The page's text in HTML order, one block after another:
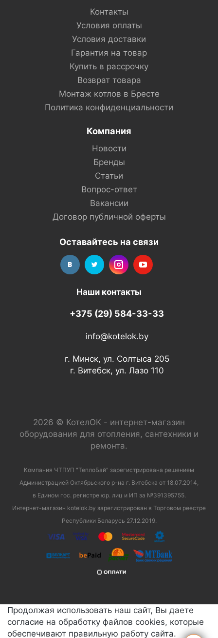
Контакты
Условия оплаты
Условия доставки
Гарантия на товар
Купить в рассрочку
Возврат товара
Монтаж котлов в Бресте
Политика конфиденциальности
Компания
Новости
Бренды
Статьи
Вопрос-ответ
Вакансии
Договор публичной оферты
Оставайтесь на связи
Наши контакты
+375 (29) 584-33-33
info@kotelok.by
г. Минск, ул. Солтыса 205
г. Витебск, ул. Лазо 110
2026 © КотелОК - интернет-магазин
оборудования для отопления, сантехники и
ремонта.
Компания ЧТПУП "ТеплоБай" зарегистрирована решением
Администрацией Октябрьского р-на г. Витебска от 18.07.2014,
в Едином гос. регистре юр. лиц и ИП за №391395755.
Интернет-магазин kotelok.by зарегистрирован в Торговом реестре
Республики Беларусь 27.12.2019.
Продолжая использовать наш сайт, Вы даете
согласие на обработку файлов cookies, которые
обеспечивают правильную работу сайта.